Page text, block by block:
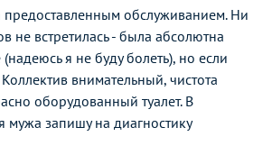
предоставленным обслуживанием. Ни
не встретилась - была абсолютна
я не буду болеть), но если
внимательный, чистота
оборудованный туалет. В
запишу на диагностику